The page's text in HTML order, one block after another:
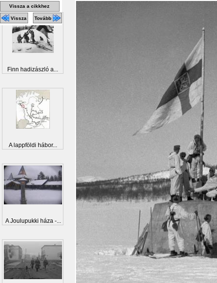
Vissza a cikkhez
Vissza Tovább
Finn hadizászló a...
A lappföldi hábor...
A Joulupukki háza -...